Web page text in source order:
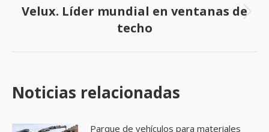
Next
post:
Velux. Líder mundial en ventanas de
techo
Noticias relacionadas
Parque de vehículos para materiales